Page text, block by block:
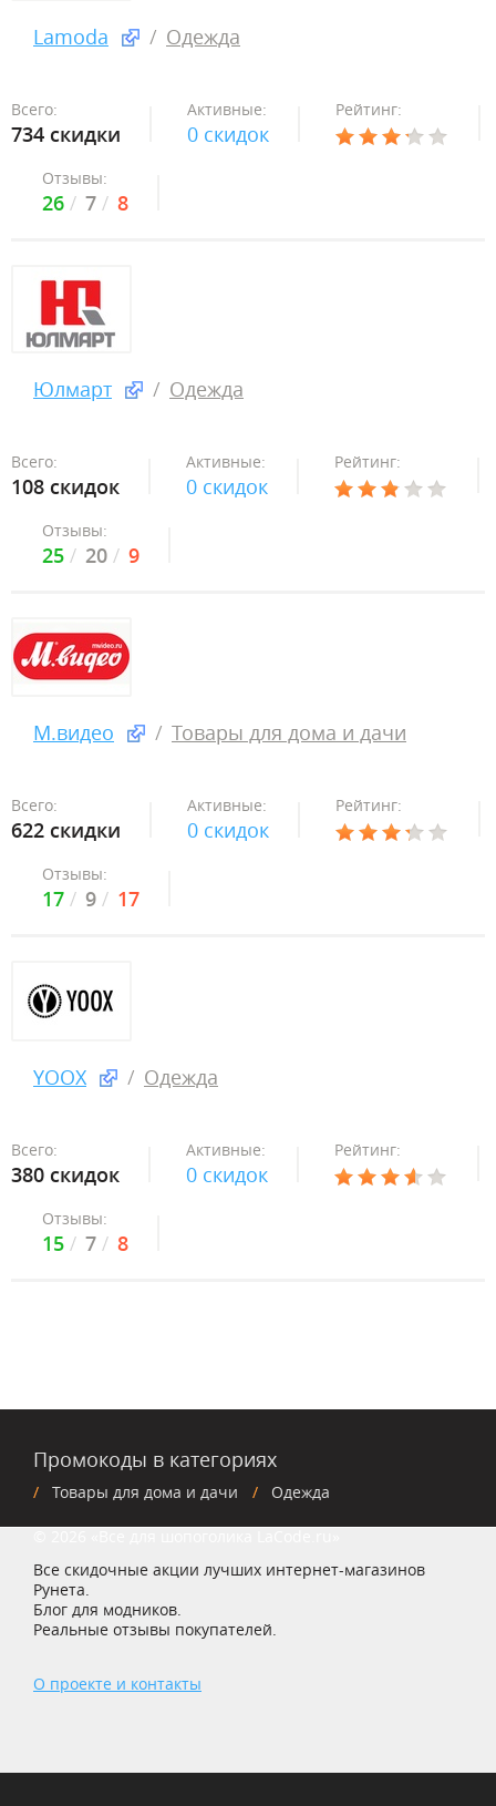
Lamoda Одежда
Всего:
734 скидки
Активные:
0 скидок
Рейтинг:
Отзывы:
26 7 8
Юлмарт Одежда
Всего:
108 скидок
Активные:
0 скидок
Рейтинг:
Отзывы:
25 20 9
М.видео Товары для дома и дачи
Всего:
622 скидки
Активные:
0 скидок
Рейтинг:
Отзывы:
17 9 17
YOOX Одежда
Всего:
380 скидок
Активные:
0 скидок
Рейтинг:
Отзывы:
15 7 8
Промокоды в категориях
Товары для дома и дачи Одежда
Все скидочные акции лучших интернет-магазинов
Рунета.
Блог для модников.
Реальные отзывы покупателей.
О проекте и контакты